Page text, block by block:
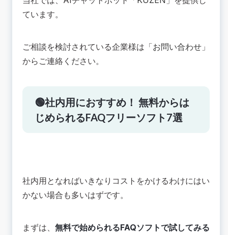
ています。
ご相談を検討されている企業様は「お問い合わせ 」
からご連絡ください。
🟢社内用におすすめ！ 無料からは
じめられるFAQフリーソフト7選
社内用となればいきなりコストをかけるわけにはい
かない場合も多いはずです。
まずは、 無料で始められるFAQソフトで試してみる